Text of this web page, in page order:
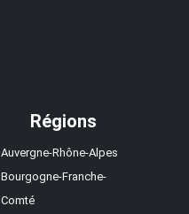
Régions
Auvergne-Rhône-Alpes
Bourgogne-Franche-
Comté